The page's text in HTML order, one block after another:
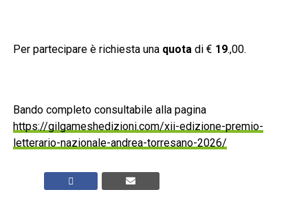
Per partecipare è richiesta una quotadi € 19.,00.
Bando completo consultabile alla pagina
https://gilgameshedizioni.com/xii-edizione-premio-
letterario-nazionale-andrea-torresano-2026/